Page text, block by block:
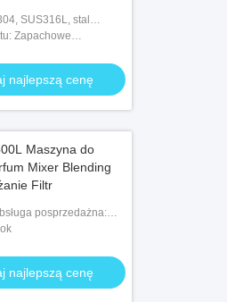
SUS316L, stal
/ SUS316L
Zapachowe
najlepszą cenę
Maszyna do
Mixer Blending
Filtr
posprzedażna:
do obsługi
najlepszą cenę